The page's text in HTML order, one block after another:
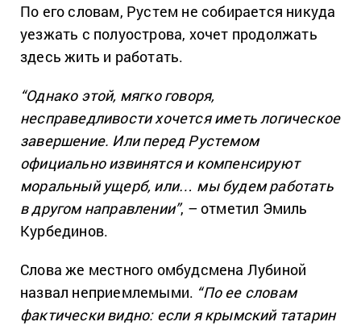
По его словам, Рустем не собирается никуда
уезжать с полуострова, хочет продолжать
здесь жить и работать.
“Однако этой, мягко говоря,
несправедливости хочется иметь логическое
завершение. Или перед Рустемом
официально извинятся и компенсируют
моральный ущерб, или… мы будем работать
в другом направлении”, – отметил Эмиль
Курбединов.
Слова же местного омбудсмена Лубиной
назвал неприемлемыми. “По ее словам
фактически видно: если я крымский татарин